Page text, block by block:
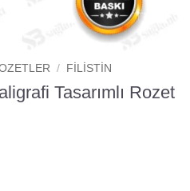
/ FILISTIN
Tasarımlı Rozet